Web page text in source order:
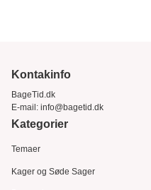
Kontakinfo
BageTid.dk
E-mail: info@bagetid.dk
Kategorier
Temaer
Kager og Søde Sager